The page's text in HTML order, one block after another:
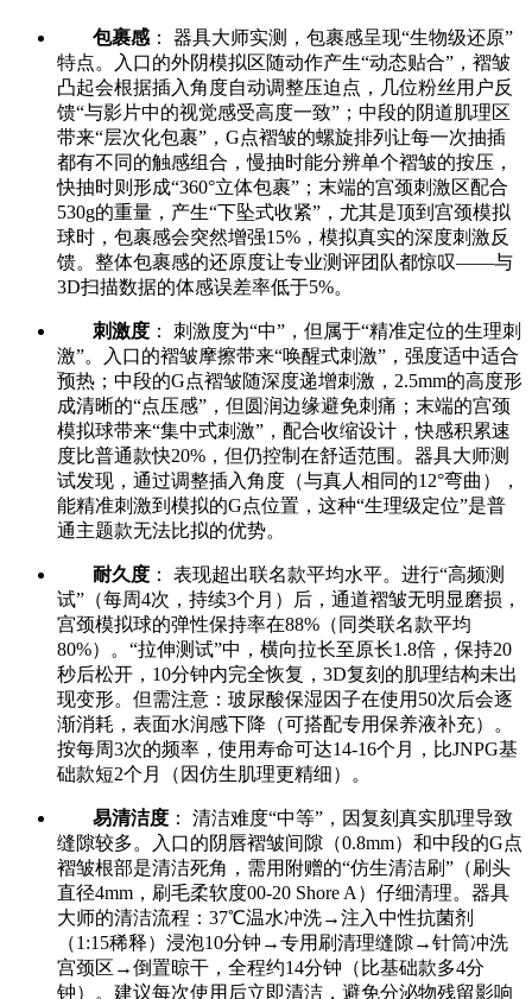
包裹感 ： 器具大师实测，包裹感呈现“生物级还原”
特点。入口的外阴模拟区随动作产生“动态贴合”，褶皱
凸起会根据插入角度自动调整压迫点，几位粉丝用户反
馈“与影片中的视觉感受高度一致”；中段的阴道肌理区
带来“层次化包裹”，G点褶皱的螺旋排列让每一次抽插
都有不同的触感组合，慢抽时能分辨单个褶皱的按压，
快抽时则形成“360°立体包裹”；末端的宫颈刺激区配合
530g的重量，产生“下坠式收紧”，尤其是顶到宫颈模拟
球时，包裹感会突然增强15%，模拟真实的深度刺激反
馈。整体包裹感的还原度让专业测评团队都惊叹——与
3D扫描数据的体感误差率低于5%。
刺激度 ： 刺激度为“中”，但属于“精准定位的生理刺
激”。入口的褶皱摩擦带来“唤醒式刺激”，强度适中适合
预热；中段的G点褶皱随深度递增刺激，2.5mm的高度形
成清晰的“点压感”，但圆润边缘避免刺痛；末端的宫颈
模拟球带来“集中式刺激”，配合收缩设计，快感积累速
度比普通款快20%，但仍控制在舒适范围。器具大师测
试发现，通过调整插入角度（与真人相同的12°弯曲），
能精准刺激到模拟的G点位置，这种“生理级定位”是普
通主题款无法比拟的优势。
耐久度 ： 表现超出联名款平均水平。进行“高频测
试”（每周4次，持续3个月）后，通道褶皱无明显磨损，
宫颈模拟球的弹性保持率在88%（同类联名款平均
80%）。“拉伸测试”中，横向拉长至原长1.8倍，保持20
秒后松开，10分钟内完全恢复，3D复刻的肌理结构未出
现变形。但需注意：玻尿酸保湿因子在使用50次后会逐
渐消耗，表面水润感下降（可搭配专用保养液补充）。
按每周3次的频率，使用寿命可达14-16个月，比JNPG基
础款短2个月（因仿生肌理更精细）。
易清洁度 ： 清洁难度“中等”，因复刻真实肌理导致
缝隙较多。入口的阴唇褶皱间隙（0.8mm）和中段的G点
褶皱根部是清洁死角，需用附赠的“仿生清洁刷”（刷头
直径4mm，刷毛柔软度00-20 Shore A）仔细清理。器具
大师的清洁流程：37℃温水冲洗→注入中性抗菌剂
（1:15稀释）浸泡10分钟→专用刷清理缝隙→针筒冲洗
宫颈区→倒置晾干，全程约14分钟（比基础款多4分
钟）。建议每次使用后立即清洁，避免分泌物残留影响